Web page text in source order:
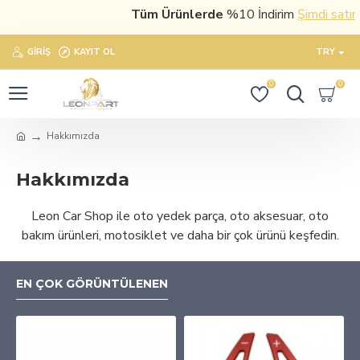
Tüm Ürünlerde%10 İndirimŞimdi satın
GIRIŞ KAYIT OL TRY
0 0
Hakkımızda
Hakkımızda
Leon Car Shop ile oto yedek parça, oto aksesuar, oto
bakım ürünleri, motosiklet ve daha bir çok ürünü keşfedin.
EN ÇOK GÖRÜNTÜLENEN